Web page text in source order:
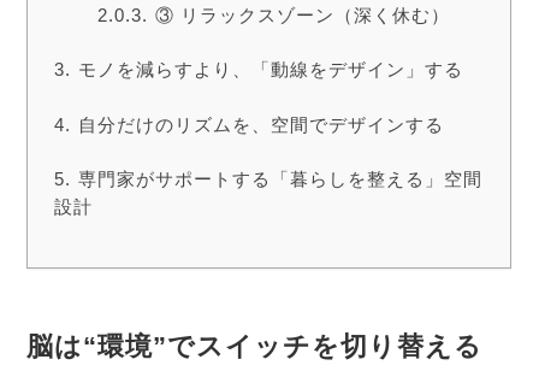
③ リラックスゾーン（深く休む）
モノを減らすより、「動線をデザイン」する
自分だけのリズムを、空間でデザインする
専門家がサポートする「暮らしを整える」空間
設計
脳は“環境”でスイッチを切り替える